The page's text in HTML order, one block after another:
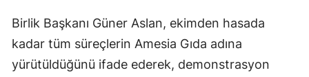
Birlik Başkanı Güner Aslan, ekimden hasada
kadar tüm süreçlerin Amesia Gıda adına
yürütüldüğünü ifade ederek, demonstrasyon